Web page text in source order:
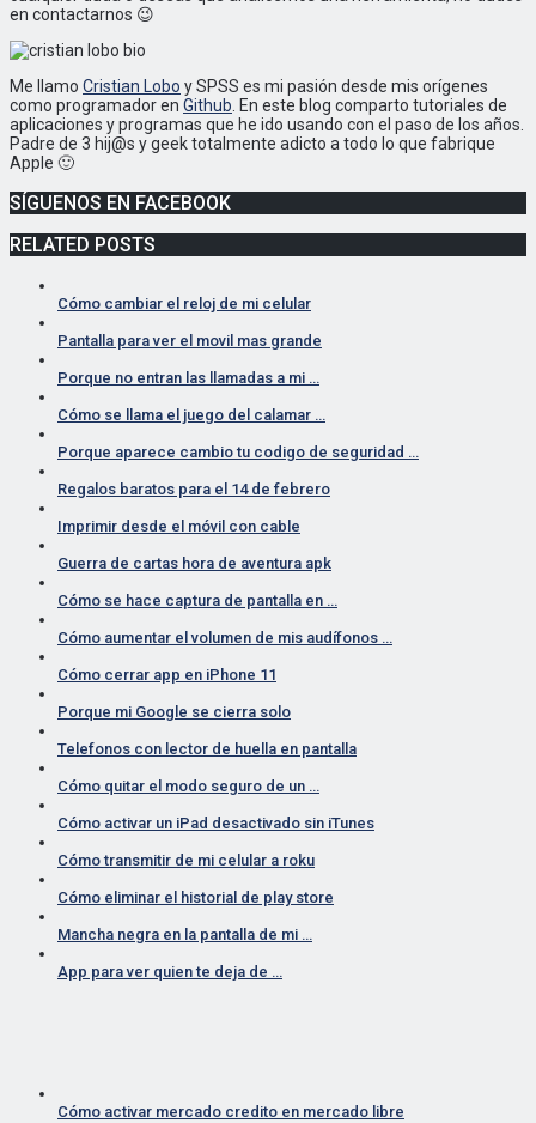
en contactarnos 😉
Me llamo Cristian Lobo y SPSS es mi pasión desde mis orígenes
como programador en Github . En este blog comparto tutoriales de
aplicaciones y programas que he ido usando con el paso de los años.
Padre de 3 hij@s y geek totalmente adicto a todo lo que fabrique
Apple 🙂
SÍGUENOS EN FACEBOOK
RELATED POSTS
Cómo cambiar el reloj de mi celular
Pantalla para ver el movil mas grande
Porque no entran las llamadas a mi …
Cómo se llama el juego del calamar …
Porque aparece cambio tu codigo de seguridad …
Regalos baratos para el 14 de febrero
Imprimir desde el móvil con cable
Guerra de cartas hora de aventura apk
Cómo se hace captura de pantalla en …
Cómo aumentar el volumen de mis audífonos …
Cómo cerrar app en iPhone 11
Porque mi Google se cierra solo
Telefonos con lector de huella en pantalla
Cómo quitar el modo seguro de un …
Cómo activar un iPad desactivado sin iTunes
Cómo transmitir de mi celular a roku
Cómo eliminar el historial de play store
Mancha negra en la pantalla de mi …
App para ver quien te deja de …
SPSStutoriales es un blog en español hispano con tutoriales
sobre programas y softwares.